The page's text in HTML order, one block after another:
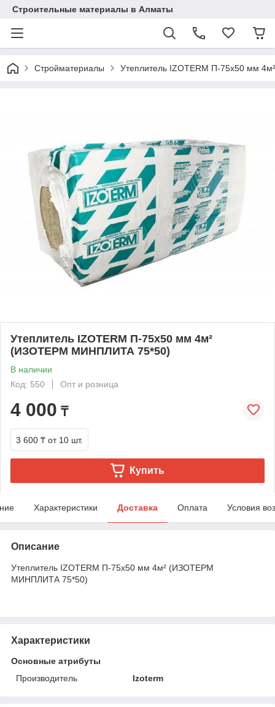
Строительные материалы в Алматы
Стройматериалы Утеплитель IZOTERM П-75х50 мм
Утеплитель IZOTERM П-75х50 мм 4м²
(ИЗОТЕРМ МИНПЛИТА 75*50)
В наличии
Код: 550
Опт и розница
4 000 ₸
3 600 ₸ от 10 шт.
Купить
Характеристики Доставка Оплата Условия
Описание
Утеплитель IZOTERM П-75х50 мм 4м² (ИЗОТЕРМ
МИНПЛИТА 75*50)
Характеристики
Основные атрибуты
Производитель
Izoterm